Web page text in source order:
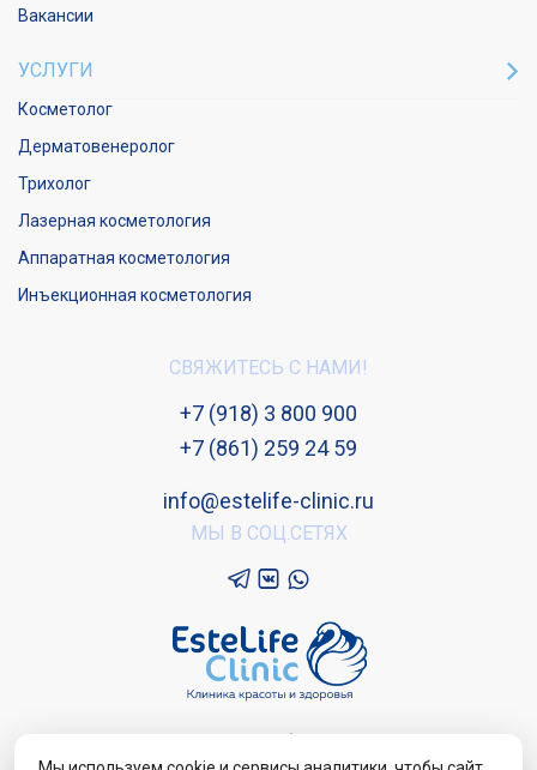
Вакансии
УСЛУГИ
Косметолог
Дерматовенеролог
Трихолог
Лазерная косметология
Аппаратная косметология
Инъекционная косметология
СВЯЖИТЕСЬ С НАМИ!
+7 (918) 3 800 900
+7 (861) 259 24 59
info@estelife-clinic.ru
МЫ В СОЦ.СЕТЯХ